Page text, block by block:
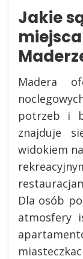
Jakie
Madera
potrzeb i
znajduje
widokiem
Dla osób
atmosfery